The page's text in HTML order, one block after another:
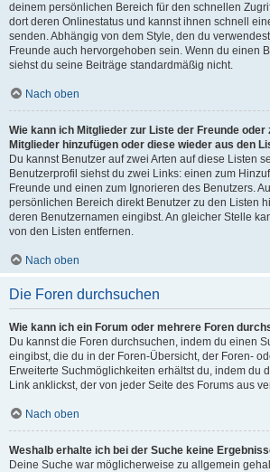
deinem persönlichen Bereich für den schnellen
dort deren Onlinestatus und kannst ihnen schnell
senden. Abhängig von dem Style, den du
Freunde auch hervorgehoben sein. Wenn du einen
siehst du seine Beiträge standardmäßig nicht.
Nach oben
Wie kann ich Mitglieder zur Liste der Freunde
Mitglieder hinzufügen oder diese wieder aus den
Du kannst Benutzer auf zwei Arten auf diese Listen
Benutzerprofil siehst du zwei Links: einen zum
Freunde und einen zum Ignorieren des Benutzers.
persönlichen Bereich direkt Benutzer zu den Listen
deren Benutzernamen eingibst. An gleicher Stelle
von den Listen entfernen.
Nach oben
Die Foren durchsuchen
Wie kann ich ein Forum oder mehrere Foren
Du kannst die Foren durchsuchen, indem du einen
eingibst, die du in der Foren-Übersicht, der Foren-
Erweiterte Suchmöglichkeiten erhältst du, indem du
Link anklickst, der von jeder Seite des Forums aus
Nach oben
Weshalb erhalte ich bei der Suche keine
Deine Suche war möglicherweise zu allgemein